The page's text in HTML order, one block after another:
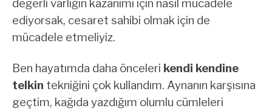
değerli varlığın kazanımı için nasıl mücadele
ediyorsak, cesaret sahibi olmak için de
mücadele etmeliyiz.
Ben hayatımda daha önceleri kendi kendine
telkin tekniğini çok kullandım. Aynanın karşısına
geçtim, kağıda yazdığım olumlu cümleleri